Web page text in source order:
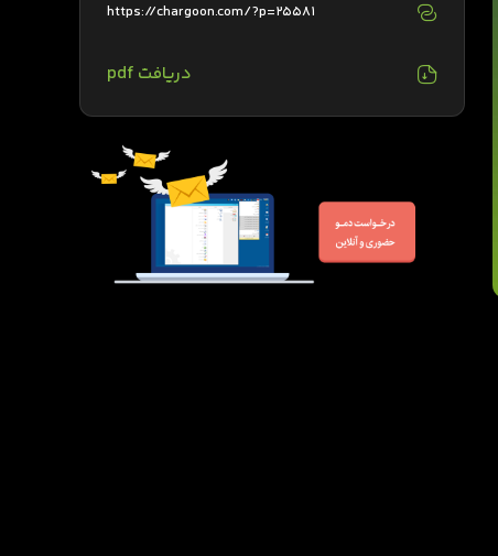
https://chargoon.com/?p=25581
دریافت pdf